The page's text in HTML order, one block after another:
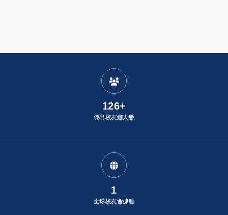
發布者：
126+
傑出校友總人數
1
全球校友會據點